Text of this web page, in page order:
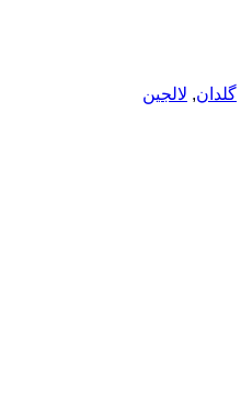
گلدان, لالجین